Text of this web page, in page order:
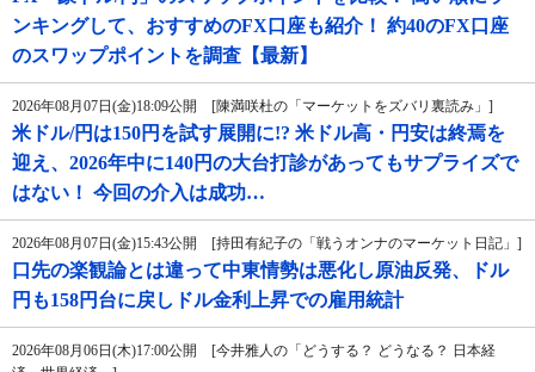
ンキングして、おすすめのFX口座も紹介！ 約40のFX口座
のスワップポイントを調査【最新】
2026年08月07日(金)18:09公開 [陳満咲杜の「マーケットをズバリ裏読み」]
米ドル/円は150円を試す展開に!? 米ドル高・円安は終焉を
迎え、2026年中に140円の大台打診があってもサプライズで
はない！ 今回の介入は成功…
2026年08月07日(金)15:43公開 [持田有紀子の「戦うオンナのマーケット日記」]
口先の楽観論とは違って中東情勢は悪化し原油反発、ドル
円も158円台に戻しドル金利上昇での雇用統計
2026年08月06日(木)17:00公開 [今井雅人の「どうする？ どうなる？ 日本経